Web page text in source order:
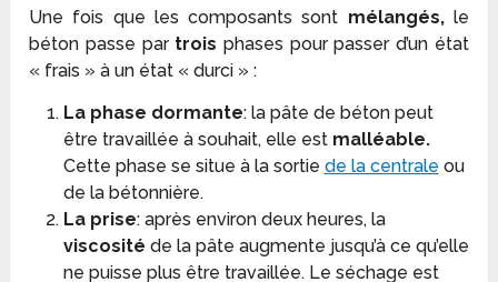
Une fois que les composants sont mélangés,le
béton passe par trois phases pour passer d’un état
« frais » à un état « durci » :
La phase dormante: la pâte de béton peut
être travaillée à souhait, elle est malléable.
Cette phase se situe à la sortie de la centrale ou
de la bétonnière.
La prise: après environ deux heures, la
viscosité de la pâte augmente jusqu’à ce qu’elle
ne puisse plus être travaillée. Le séchage est